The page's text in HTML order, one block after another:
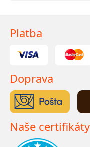
Platba
Doprava
Naše certifikáty